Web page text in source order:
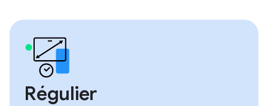
Régulier